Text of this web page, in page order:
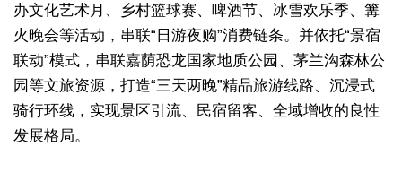
办文化艺术月、乡村篮球赛、啤酒节、冰雪欢乐季、篝
火晚会等活动，串联“日游夜购”消费链条。并依托“景宿
联动”模式，串联嘉荫恐龙国家地质公园、茅兰沟森林公
园等文旅资源，打造“三天两晚”精品旅游线路、沉浸式
骑行环线，实现景区引流、民宿留客、全域增收的良性
发展格局。